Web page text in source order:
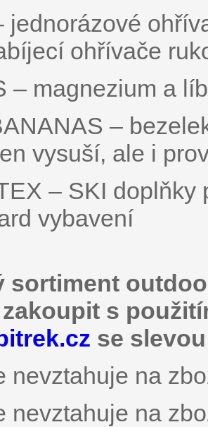
jednorázové
ohřívače
– magnezium a
–
vysuší, ale i
– SKI doplňky
vybavení
sortiment
s
se
nevztahuje na
nevztahuje na